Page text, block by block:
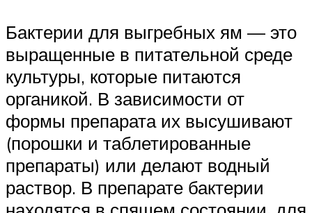
Бактерии для выгребных ям — это
выращенные в питательной среде
культуры, которые питаются
органикой. В зависимости от
формы препарата их высушивают
(порошки и таблетированные
препараты) или делают водный
раствор. В препарате бактерии